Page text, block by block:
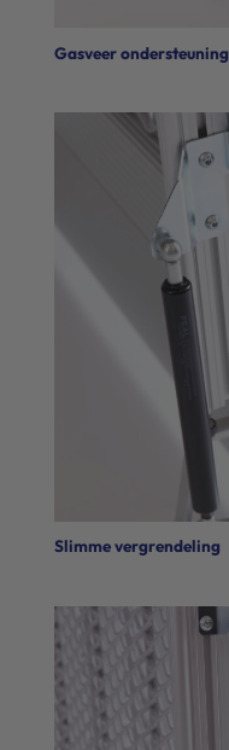
Gasveer ondersteuning
Slimme vergrendeling